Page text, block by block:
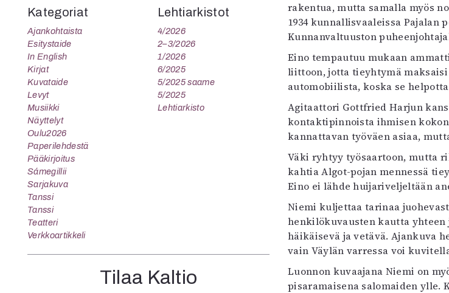
rakentua, mutta samalla myös
1934 kunnallisvaaleissa
Kunnanvaltuuston
Eino tempautuu mukaan
liittoon, jotta tieyhtymä
automobiilista, koska se
Agitaattori Gottfried Harjun
kontaktipinnoista ihmisen
kannattavan työväen asiaa,
Väki ryhtyy työsaartoon, mutta
kahtia Algot-pojan mennessä
Eino ei lähde huijariveljeltään
Niemi kuljettaa tarinaa
henkilökuvausten kautta
häikäisevä ja vetävä. Ajankuva
vain Väylän varressa voi
Luonnon kuvaajana Niemi on
pisaramaisena salomaiden ylle.
Kategoriat
Ajankohtaista
Esitystaide
In English
Kirjat
Kuvataide
Levyt
Musiikki
Näyttelyt
Oulu2026
Paperilehdestä
Pääkirjoitus
Sámegillii
Sarjakuva
Tanssi
Tanssi
Teatteri
Verkkoartikkeli
Lehtiarkistot
4/2026
2–3/2026
1/2026
6/2025
5/2025 saame
5/2025
Lehtiarkisto
Tilaa Kaltio